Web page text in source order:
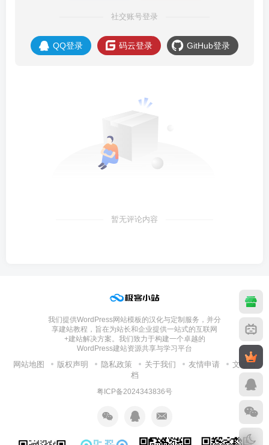
社交账号登录
QQ登录 码云登录 GitHub登录
暂无评论内容
我们提供WordPress网站模板的汉化与定制服务，并分
享建站教程，旨在为站长和企业提供一站式的互联网
+建站解决方案。我们致力于构建一个卓越的
WordPress建站资源共享与学习平台
网站地图 版权声明 隐私政策 关于我们 友情申请
文章归
档
粤ICP备2024343836号